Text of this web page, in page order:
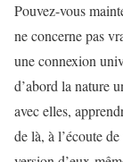
Pouvez-vous
ne concerne pas
une connexion
d’abord la nature
avec elles,
de là, à l’écoute